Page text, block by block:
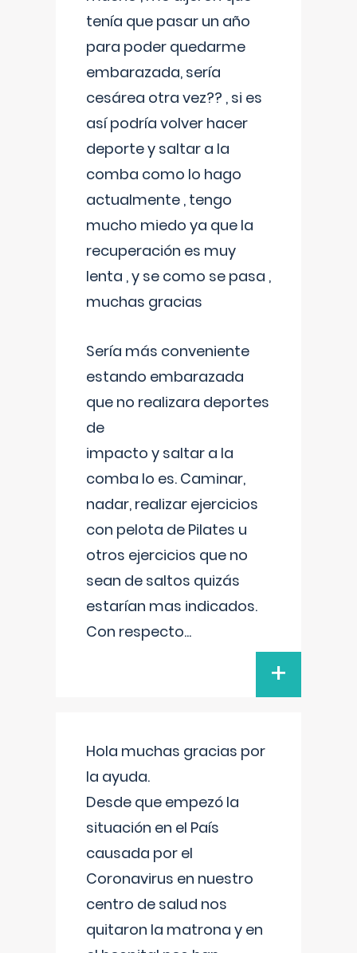
tenía que pasar un año
para poder quedarme
embarazada, sería
cesárea otra vez?? , si es
así podría volver hacer
deporte y saltar a la
comba como lo hago
actualmente , tengo
mucho miedo ya que la
recuperación es muy
lenta , y se como se pasa ,
muchas gracias
Sería más conveniente
estando embarazada
que no realizara deportes
de
impacto y saltar a la
comba lo es. Caminar,
nadar, realizar ejercicios
con pelota de Pilates u
otros ejercicios que no
sean de saltos quizás
estarían mas indicados.
Con respecto...
+
Hola muchas gracias por
la ayuda.
Desde que empezó la
situación en el País
causada por el
Coronavirus en nuestro
centro de salud nos
quitaron la matrona y en